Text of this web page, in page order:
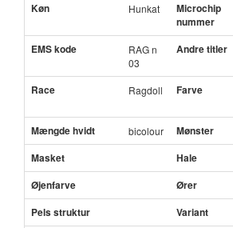
Køn Hunkat
Microchip
nummer
EMS kode
RAG n
03
Andre titler
Race Ragdoll Farve
Mængde hvidt bicolour
Mønster
Masket
Hale
Øjenfarve
Ører
Pels struktur
Variant